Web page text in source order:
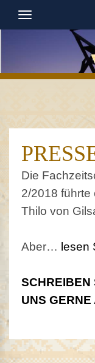
Navigation
ein-/
Die
2/2018 führte
Thilo von
Aber… lesen
SCHREIBEN
UNS GERNE